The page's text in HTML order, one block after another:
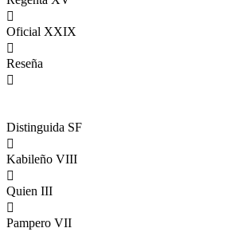

Oficial XXIX

Reseña

Distinguida SF

Kabileño VIII

Quien III

Pampero VII